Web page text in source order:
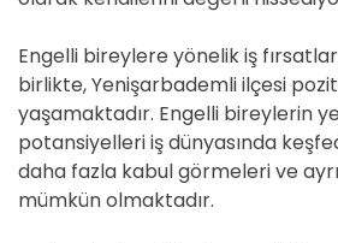
Engelli bireylere yönelik iş
birlikte, Yenişarbademli ilçesi
yaşamaktadır. Engelli bireylerin
potansiyelleri iş dünyasında
daha fazla kabul görmeleri ve
mümkün olmaktadır.